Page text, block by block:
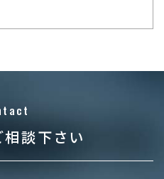
談下さい